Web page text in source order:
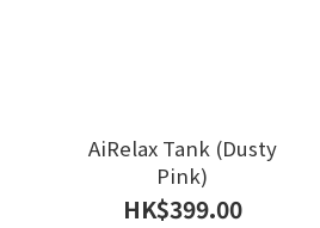
AiRelax Tank (Dusty
Pink)
HK$399.00